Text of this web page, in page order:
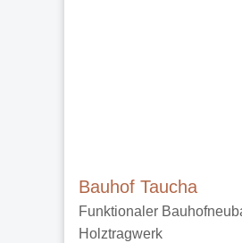
Bauhof Taucha
Funktionaler
Holztragwerk